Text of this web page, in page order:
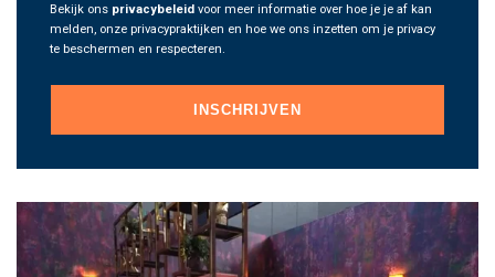
Bekijk ons privacybeleid voor meer informatie over hoe je je af kan
melden, onze privacypraktijken en hoe we ons inzetten om je privacy
te beschermen en respecteren.